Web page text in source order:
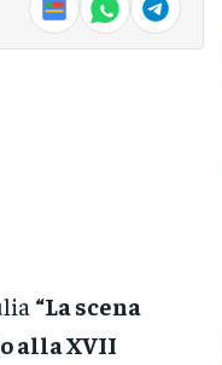
“La scena
alla XVII